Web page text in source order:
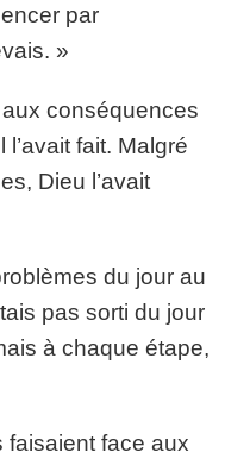
par
»
conséquences
fait. Malgré
Dieu l’avait
du jour au
pas sorti du jour
à chaque étape,
faisaient face aux